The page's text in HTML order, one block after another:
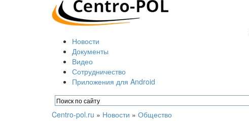
Новости
Документы
Видео
Сотрудничество
Приложения для Android
Centro-pol.ru » Новости » Общество